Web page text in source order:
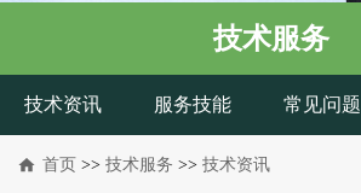
技术服务
技术资讯 服务技能 常见问题
首页 >> 技术服务 >> 技术资讯